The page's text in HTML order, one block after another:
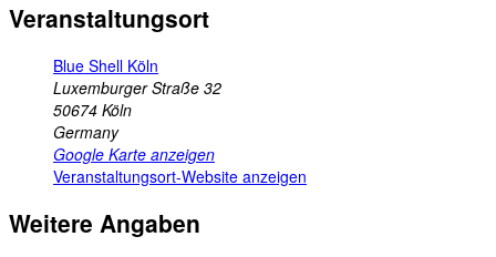
Veranstaltungsort
Blue Shell Köln
Luxemburger Straße 32
50674 Köln
Germany
Google Karte anzeigen
Veranstaltungsort-Website anzeigen
Weitere Angaben